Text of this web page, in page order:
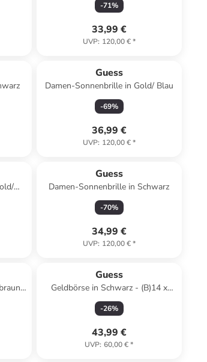
-71%
33,99 €
UVP: 120,00 €*
Guess
Damen-Sonnenbrille in Gold/ Blau
-69%
36,99 €
UVP: 120,00 €*
Guess
Damen-Sonnenbrille in Schwarz
-70%
34,99 €
UVP: 120,00 €*
Guess
Geldbörse in Schwarz - (B)14 x
(H)9.3 cm
-26%
43,99 €
UVP: 60,00 €*